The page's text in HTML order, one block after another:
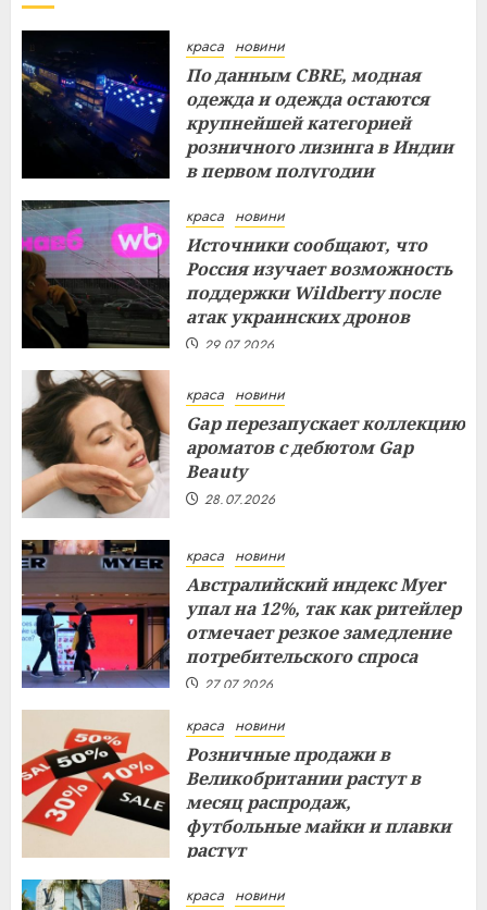
краса новини
По данным CBRE, модная
одежда и одежда остаются
крупнейшей категорией
розничного лизинга в Индии
в первом полугодии
краса новини
Источники сообщают, что
Россия изучает возможность
поддержки Wildberry после
атак украинских дронов
29.07.2026
краса новини
Gap перезапускает коллекцию
ароматов с дебютом Gap
Beauty
28.07.2026
краса новини
Австралийский индекс Myer
упал на 12%, так как ритейлер
отмечает резкое замедление
потребительского спроса
27.07.2026
краса новини
Розничные продажи в
Великобритании растут в
месяц распродаж,
футбольные майки и плавки
растут
краса новини